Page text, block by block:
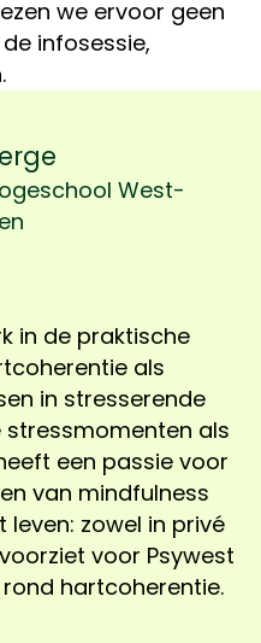
we ervoor geen
infosessie,
West-
in de praktische
als
in stresserende
stressmomenten als
een passie voor
van mindfulness
zowel in privé
voor Psywest
hartcoherentie.